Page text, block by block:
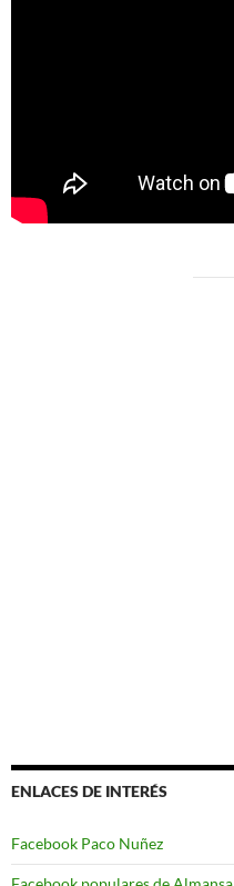
ENLACES DE INTERÉS
Facebook Paco Nuñez